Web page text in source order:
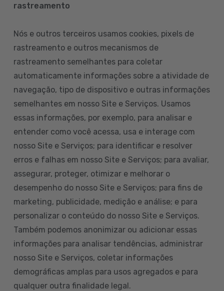
rastreamento
Nós e outros terceiros usamos cookies, pixels de
rastreamento e outros mecanismos de
rastreamento semelhantes para coletar
automaticamente informações sobre a atividade de
navegação, tipo de dispositivo e outras informações
semelhantes em nosso Site e Serviços. Usamos
essas informações, por exemplo, para analisar e
entender como você acessa, usa e interage com
nosso Site e Serviços; para identificar e resolver
erros e falhas em nosso Site e Serviços; para avaliar,
assegurar, proteger, otimizar e melhorar o
desempenho do nosso Site e Serviços; para fins de
marketing, publicidade, medição e análise; e para
personalizar o conteúdo do nosso Site e Serviços.
Também podemos anonimizar ou adicionar essas
informações para analisar tendências, administrar
nosso Site e Serviços, coletar informações
demográficas amplas para usos agregados e para
qualquer outra finalidade legal.